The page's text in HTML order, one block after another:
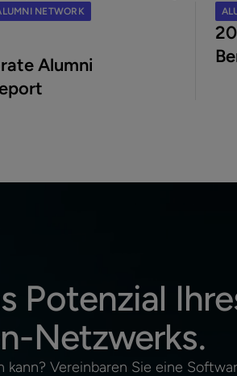
NETWORK
Alumni
Potenzial
Netzwerks.
Vereinbaren Sie eine